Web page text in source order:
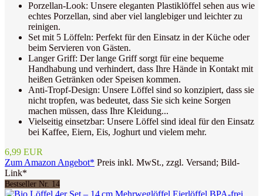
Porzellan-Look: Unsere eleganten Plastiklöffel sehen aus wie
echtes Porzellan, sind aber viel langlebiger und leichter zu
reinigen.
Set mit 5 Löffeln: Perfekt für den Einsatz in der Küche oder
beim Servieren von Gästen.
Langer Griff: Der lange Griff sorgt für eine bequeme
Handhabung und verhindert, dass Ihre Hände in Kontakt mit
heißen Getränken oder Speisen kommen.
Anti-Tropf-Design: Unsere Löffel sind so konzipiert, dass sie
nicht tropfen, was bedeutet, dass Sie sich keine Sorgen
machen müssen, dass Ihre Kleidung...
Vielseitig einsetzbar: Unsere Löffel sind ideal für den Einsatz
bei Kaffee, Eiern, Eis, Joghurt und vielem mehr.
6,99 EUR
Zum Amazon Angebot* Preis inkl. MwSt., zzgl. Versand; Bild-
Link*
Bestseller Nr. 14